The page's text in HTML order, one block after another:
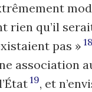
rien qu’il
pas » 18
association
19, et